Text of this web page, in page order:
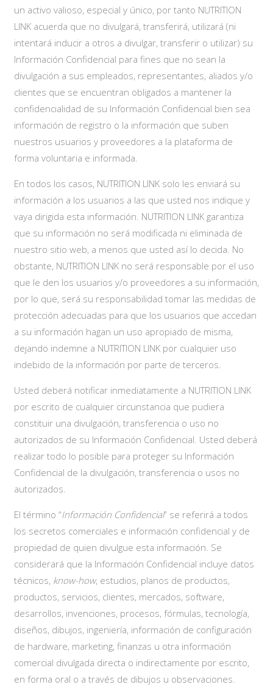
un activo valioso, especial y único, por tanto NUTRITION
LINK acuerda que no divulgará, transferirá, utilizará (ni
intentará inducir a otros a divulgar, transferir o utilizar) su
Información Confidencial para fines que no sean la
divulgación a sus empleados, representantes, aliados y/o
clientes que se encuentran obligados a mantener la
confidencialidad de su Información Confidencial bien sea
información de registro o la información que suben
nuestros usuarios y proveedores a la plataforma de
forma voluntaria e informada.
En todos los casos, NUTRITION LINK solo les enviará su
información a los usuarios a las que usted nos indique y
vaya dirigida esta información. NUTRITION LINK garantiza
que su información no será modificada ni eliminada de
nuestro sitio web, a menos que usted así lo decida. No
obstante, NUTRITION LINK no será responsable por el uso
que le den los usuarios y/o proveedores a su información,
por lo que, será su responsabilidad tomar las medidas de
protección adecuadas para que los usuarios que accedan
a su información hagan un uso apropiado de misma,
dejando indemne a NUTRITION LINK por cualquier uso
indebido de la información por parte de terceros.
Usted deberá notificar inmediatamente a NUTRITION LINK
por escrito de cualquier circunstancia que pudiera
constituir una divulgación, transferencia o uso no
autorizados de su Información Confidencial. Usted deberá
realizar todo lo posible para proteger su Información
Confidencial de la divulgación, transferencia o usos no
autorizados.
El término “Información Confidencial” se referirá a todos
los secretos comerciales e información confidencial y de
propiedad de quien divulgue esta información. Se
considerará que la Información Confidencial incluye datos
técnicos, know-how, estudios, planos de productos,
productos, servicios, clientes, mercados, software,
desarrollos, invenciones, procesos, fórmulas, tecnología,
diseños, dibujos, ingeniería, información de configuración
de hardware, marketing, finanzas u otra información
comercial divulgada directa o indirectamente por escrito,
en forma oral o a través de dibujos u observaciones.